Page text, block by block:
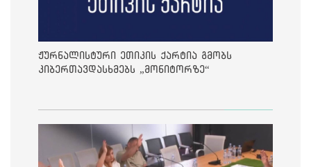
ჟურნალისტური ეთიკის ქარტია გმობს
კიბერთავდასხმებს „მონიტორზე“